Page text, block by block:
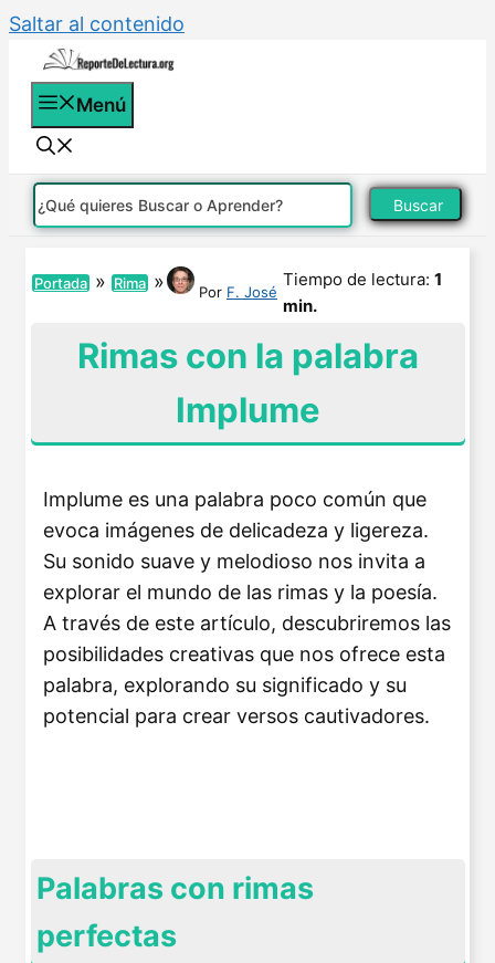
Saltar al contenido
Menú
Buscar
Portada » Rima » Por F. José
Tiempo de lectura: 1
min.
Rimas con la palabra
Implume
Implume es una palabra poco común que
evoca imágenes de delicadeza y ligereza.
Su sonido suave y melodioso nos invita a
explorar el mundo de las rimas y la poesía.
A través de este artículo, descubriremos las
posibilidades creativas que nos ofrece esta
palabra, explorando su significado y su
potencial para crear versos cautivadores.
Palabras con rimas
perfectas